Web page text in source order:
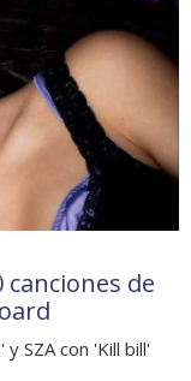
de
SZA con 'Kill bill'